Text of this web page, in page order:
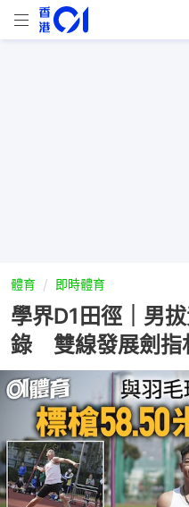
體育 即時體育
學界D1田徑｜男
錄 雙線發展劍指